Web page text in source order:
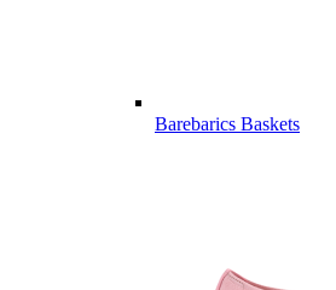
Barebarics Baskets